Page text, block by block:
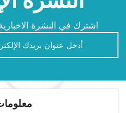
اشترك في النشرة
newsletter